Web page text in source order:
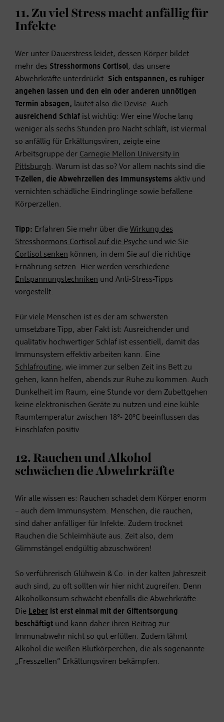
11. Zu viel Stress macht anfällig für
Infekte
Wer unter Dauerstress leidet, dessen Körper bildet
mehr des Stresshormons Cortisol, das unsere
Abwehrkräfte unterdrückt. Sich entspannen, es ruhiger
angehen lassen und den ein oder anderen unnötigen
Termin absagen, lautet also die Devise. Auch
ausreichend Schlaf ist wichtig: Wer eine Woche lang
weniger als sechs Stunden pro Nacht schläft, ist viermal
so anfällig für Erkältungsviren, zeigte eine
Arbeitsgruppe der Carnegie Mellon University in
Pittsburgh. Warum ist das so? Vor allem nachts sind die
T-Zellen, die Abwehrzellen des Immunsystems aktiv und
vernichten schädliche Eindringlinge sowie befallene
Körperzellen.
Tipp: Erfahren Sie mehr über die Wirkung des
Stresshormons Cortisol auf die Psyche und wie Sie
Cortisol senken können, in dem Sie auf die richtige
Ernährung setzen. Hier werden verschiedene
Entspannungstechniken und Anti-Stress-Tipps
vorgestellt.
Für viele Menschen ist es der am schwersten
umsetzbare Tipp, aber Fakt ist: Ausreichender und
qualitativ hochwertiger Schlaf ist essentiell, damit das
Immunsystem effektiv arbeiten kann. Eine
Schlafroutine, wie immer zur selben Zeit ins Bett zu
gehen, kann helfen, abends zur Ruhe zu kommen. Auch
Dunkelheit im Raum, eine Stunde vor dem Zubettgehen
keine elektronischen Geräte zu nutzen und eine kühle
Raumtemperatur zwischen 18°- 20°C beeinflussen das
Einschlafen positiv.
12. Rauchen und Alkohol
schwächen die Abwehrkräfte
Wir alle wissen es: Rauchen schadet dem Körper enorm
– auch dem Immunsystem. Menschen, die rauchen,
sind daher anfälliger für Infekte. Zudem trocknet
Rauchen die Schleimhäute aus. Zeit also, dem
Glimmstängel endgültig abzuschwören!
So verführerisch Glühwein & Co. in der kalten Jahreszeit
auch sind, zu oft sollten wir hier nicht zugreifen. Denn
Alkoholkonsum schwächt ebenfalls die Abwehrkräfte.
Die Leber ist erst einmal mit der Giftentsorgung
beschäftigt und kann daher ihren Beitrag zur
Immunabwehr nicht so gut erfüllen. Zudem lähmt
Alkohol die weißen Blutkörperchen, die als sogenannte
„Fresszellen“ Erkältungsviren bekämpfen.